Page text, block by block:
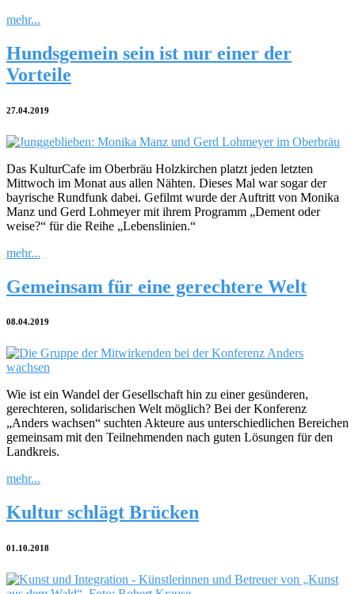
mehr...
Hundsgemein sein ist nur einer der
Vorteile
27.04.2019
Das KulturCafe im Oberbräu Holzkirchen platzt jeden letzten
Mittwoch im Monat aus allen Nähten. Dieses Mal war sogar der
bayrische Rundfunk dabei. Gefilmt wurde der Auftritt von Monika
Manz und Gerd Lohmeyer mit ihrem Programm „Dement oder
weise?“ für die Reihe „Lebenslinien.“
mehr...
Gemeinsam für eine gerechtere Welt
08.04.2019
Wie ist ein Wandel der Gesellschaft hin zu einer gesünderen,
gerechteren, solidarischen Welt möglich? Bei der Konferenz
„Anders wachsen“ suchten Akteure aus unterschiedlichen Bereichen
gemeinsam mit den Teilnehmenden nach guten Lösungen für den
Landkreis.
mehr...
Kultur schlägt Brücken
01.10.2018